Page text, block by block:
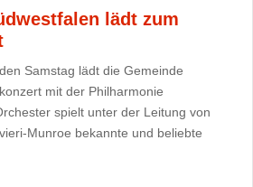
lädt zum
Samstag lädt die Gemeinde
mit der Philharmonie
spielt unter der Leitung von
Munroe bekannte und beliebte